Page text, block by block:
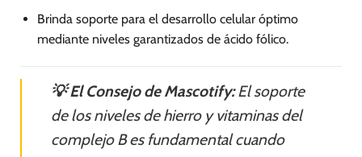
Brinda soporte para el desarrollo celular óptimo
mediante niveles garantizados de ácido fólico.
💡 El Consejo de Mascotify:El soporte
de los niveles de hierro y vitaminas del
complejo B es fundamental cuando